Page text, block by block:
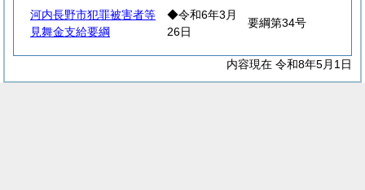
河内長野市犯罪被害者等
見舞金支給要綱
◆令和6年3月
26日
要綱第34号
内容現在 令和8年5月1日